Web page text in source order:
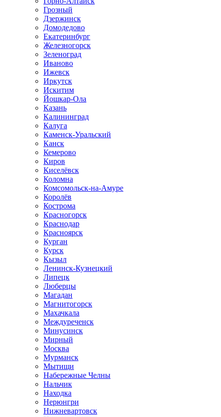
Грозный
Дзержинск
Домодедово
Екатеринбург
Железногорск
Зеленоград
Иваново
Ижевск
Иркутск
Искитим
Йошкар-Ола
Казань
Калининград
Калуга
Каменск-Уральский
Канск
Кемерово
Киров
Киселёвск
Коломна
Комсомольск-на-Амуре
Королёв
Кострома
Красногорск
Краснодар
Красноярск
Курган
Курск
Кызыл
Ленинск-Кузнецкий
Липецк
Люберцы
Магадан
Магнитогорск
Махачкала
Междуреченск
Минусинск
Мирный
Москва
Мурманск
Мытищи
Набережные Челны
Нальчик
Находка
Нерюнгри
Нижневартовск